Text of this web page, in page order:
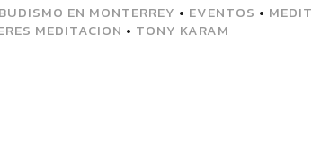
BUDISMO EN MONTERREY • EVENTOS •
MEDITACION • TONY KARAM